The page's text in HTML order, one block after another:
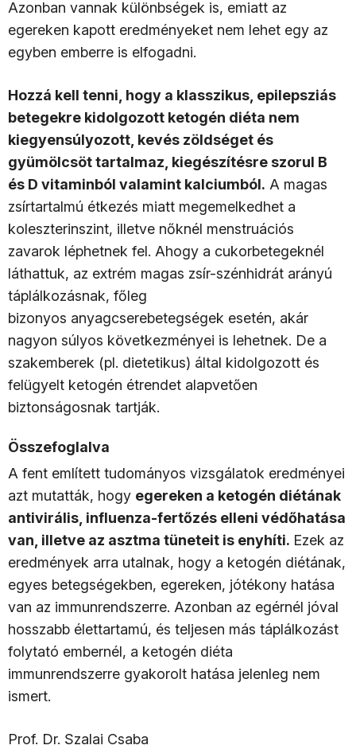
Azonban vannak különbségek is, emiatt az
egereken kapott eredményeket nem lehet egy az
egyben emberre is elfogadni.
Hozzá kell tenni, hogy a klasszikus, epilepsziás
betegekre kidolgozott ketogén diéta nem
kiegyensúlyozott, kevés zöldséget és
gyümölcsöt tartalmaz, kiegészítésre szorul B
és D vitaminból valamint kalciumból. A magas
zsírtartalmú étkezés miatt megemelkedhet a
koleszterinszint, illetve nőknél menstruációs
zavarok léphetnek fel. Ahogy a cukorbetegeknél
láthattuk, az extrém magas zsír-szénhidrát arányú
táplálkozásnak, főleg
bizonyos anyagcserebetegségek esetén, akár
nagyon súlyos következményei is lehetnek. De a
szakemberek (pl. dietetikus) által kidolgozott és
felügyelt ketogén étrendet alapvetően
biztonságosnak tartják.
Összefoglalva
A fent említett tudományos vizsgálatok eredményei
azt mutatták, hogy egereken a ketogén diétának
antivirális, influenza-fertőzés elleni védőhatása
van, illetve az asztma tüneteit is enyhíti. Ezek az
eredmények arra utalnak, hogy a ketogén diétának,
egyes betegségekben, egereken, jótékony hatása
van az immunrendszerre. Azonban az egérnél jóval
hosszabb élettartamú, és teljesen más táplálkozást
folytató embernél, a ketogén diéta
immunrendszerre gyakorolt hatása jelenleg nem
ismert.
Prof. Dr. Szalai Csaba